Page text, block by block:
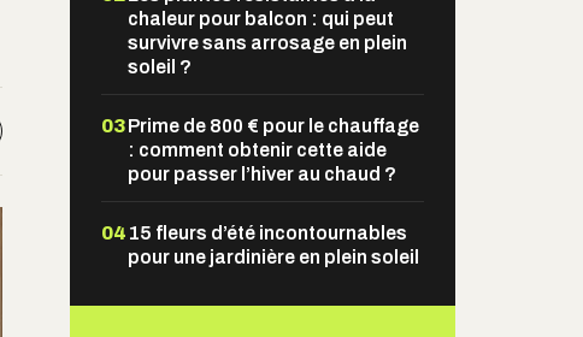
chaleur pour balcon : qui peut
survivre sans arrosage en plein
soleil ?
03Prime de 800 € pour le chauffage
: comment obtenir cette aide
pour passer l’hiver au chaud ?
04 15 fleurs d’été incontournables
pour une jardinière en plein soleil